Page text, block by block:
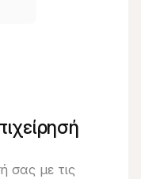
σας με τις